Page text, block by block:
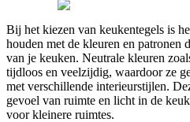
Bij het kiezen van keukentegels is
houden met de kleuren en patronen
van je keuken. Neutrale kleuren
tijdloos en veelzijdig, waardoor ze
met verschillende interieurstijlen.
gevoel van ruimte en licht in de
voor kleinere ruimtes.